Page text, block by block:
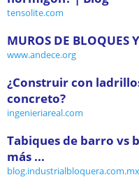
tensolite.com
MUROS DE BLOQUES
www.andece.org
¿Construir con
concreto?
ingenieriareal.com
Tabiques de barro vs
más ...
blog.industrialbloquera.com.mx